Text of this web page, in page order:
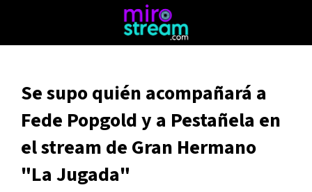
Se supo quién acompañará a
Fede Popgold y a Pestañela en
el stream de Gran Hermano
"La Jugada"